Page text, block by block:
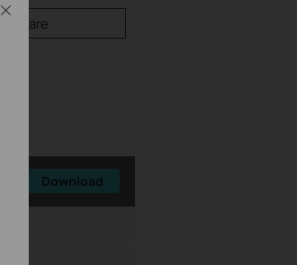
Firmware
Download
Close